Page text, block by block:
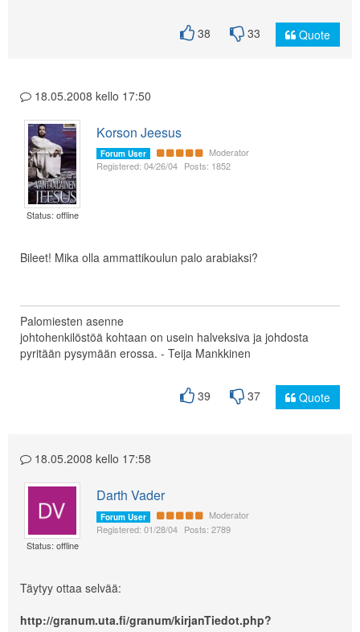
38 33 Quote
18.05.2008 kello 17:50
Status: offline
Korson Jeesus
Forum User
Moderator
Registered: 04/26/04 Posts: 1852
Bileet! Mika olla ammattikoulun palo arabiaksi?
Palomiesten asenne
johtohenkilöstöä kohtaan on usein halveksiva ja johdosta
pyritään pysymään erossa. - Teija Mankkinen
39 37 Quote
18.05.2008 kello 17:58
Status: offline
Darth Vader
Forum User
Moderator
Registered: 01/28/04 Posts: 2789
Täytyy ottaa selvää:
http://granum.uta.fi/granum/kirjanTiedot.php?